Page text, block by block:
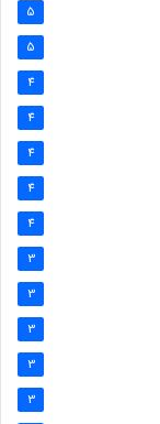
5
5
4
4
4
4
4
3
3
3
3
3